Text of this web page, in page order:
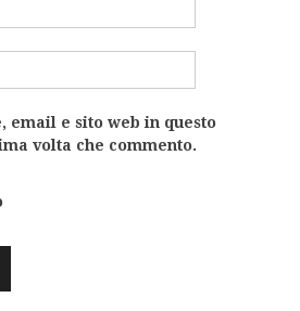
email e sito web in questo
volta che commento.